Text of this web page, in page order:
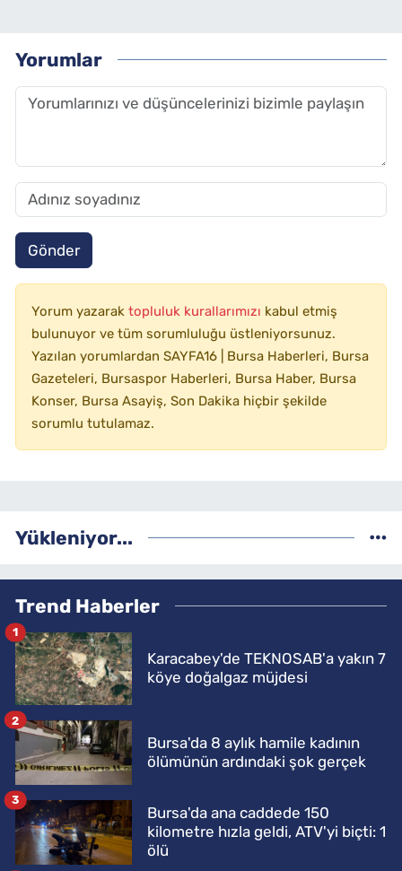
Yorumlar
Gönder
Yorum yazarak topluluk kurallarımızı kabul etmiş
bulunuyor ve tüm sorumluluğu üstleniyorsunuz.
Yazılan yorumlardan SAYFA16 | Bursa Haberleri, Bursa
Gazeteleri, Bursaspor Haberleri, Bursa Haber, Bursa
Konser, Bursa Asayiş, Son Dakika hiçbir şekilde
sorumlu tutulamaz.
Yükleniyor...
Trend Haberler
Karacabey'de TEKNOSAB'a yakın 7
köye doğalgaz müjdesi
1
Bursa'da 8 aylık hamile kadının
ölümünün ardındaki şok gerçek
2
Bursa'da ana caddede 150
kilometre hızla geldi, ATV'yi biçti: 1
ölü
3